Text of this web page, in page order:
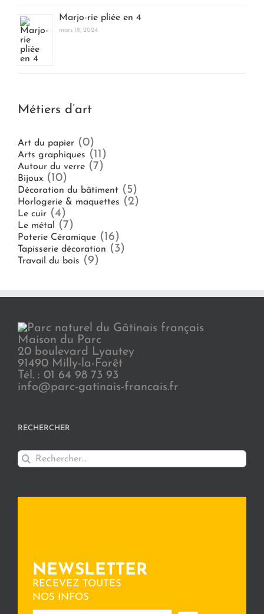
Marjo-rie pliée en 4
mars 18, 2024
Métiers d’art
Art du papier (0)
Arts graphiques (11)
Autour du verre (7)
Bijoux (10)
Décoration du bâtiment (5)
Horlogerie & maquettes (2)
Le cuir (4)
Le métal (7)
Poterie Céramique (16)
Tapisserie décoration (3)
Travail du bois (9)
Maison du Parc
20 boulevard Lyautey
91490 Milly-la-Forêt
Tél. : 01 64 98 73 93
info@parc-gatinais-francais.fr
RECHERCHER
Rechercher:
NEWSLETTER
RECEVEZ TOUTES
NOS INFOS